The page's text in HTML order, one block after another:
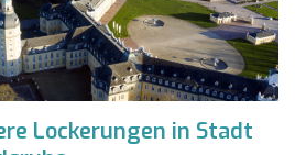
Lockerungen in Stadt